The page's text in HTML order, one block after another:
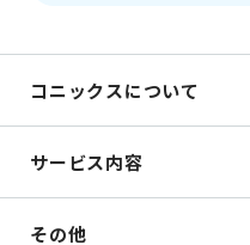
コニックスについて
サービス内容
その他